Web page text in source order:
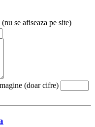
(nu se afiseaza pe site)
(doar cifre)